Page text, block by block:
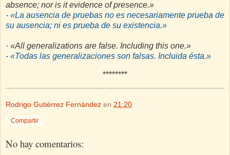
absence; nor is it evidence of presence.»
- «La ausencia de pruebas no es necesariamente prueba de
su ausencia; ni es prueba de su existencia.»
· «All generalizations are false. Including this one.»
- «Todas las generalizaciones son falsas. Incluida ésta.»
********
Rodrigo Gutiérrez Fernández en 21:20
Compartir
No hay comentarios: